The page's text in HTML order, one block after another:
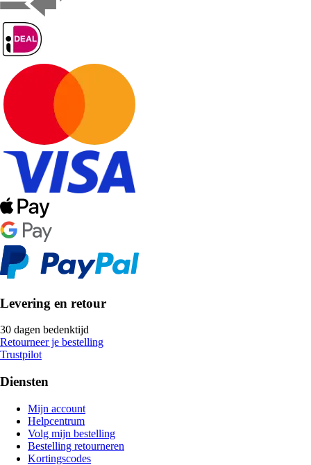
Levering en retour
30 dagen bedenktijd
Retourneer je bestelling
Trustpilot
Diensten
Mijn account
Helpcentrum
Volg mijn bestelling
Bestelling retourneren
Kortingscodes